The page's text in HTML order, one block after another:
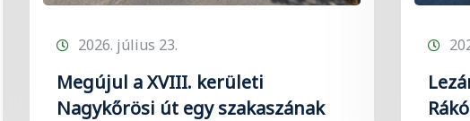
2026. július 23.
Megújul a XVIII. kerületi
Nagykőrösi út egy szakaszának